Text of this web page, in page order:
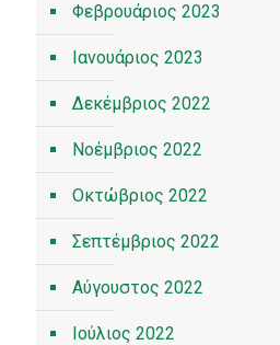
Φεβρουάριος 2023
Ιανουάριος 2023
Δεκέμβριος 2022
Νοέμβριος 2022
Οκτώβριος 2022
Σεπτέμβριος 2022
Αύγουστος 2022
Ιούλιος 2022